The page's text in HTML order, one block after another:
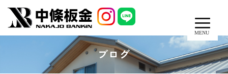
MENU
ブログ